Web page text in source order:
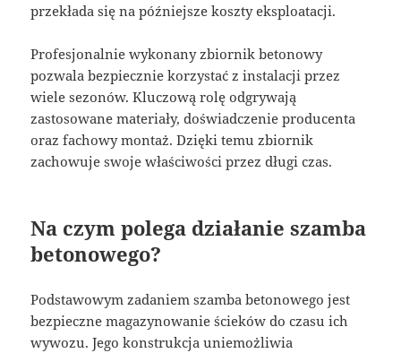
przekłada się na późniejsze koszty eksploatacji.
Profesjonalnie wykonany zbiornik betonowy
pozwala bezpiecznie korzystać z instalacji przez
wiele sezonów. Kluczową rolę odgrywają
zastosowane materiały, doświadczenie producenta
oraz fachowy montaż. Dzięki temu zbiornik
zachowuje swoje właściwości przez długi czas.
Na czym polega działanie szamba
betonowego?
Podstawowym zadaniem szamba betonowego jest
bezpieczne magazynowanie ścieków do czasu ich
wywozu. Jego konstrukcja uniemożliwia